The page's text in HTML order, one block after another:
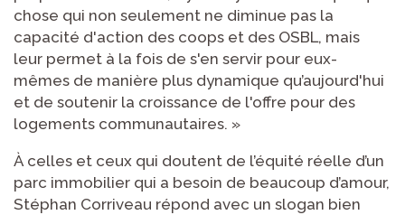
chose qui non seulement ne diminue pas la
capacité d'action des coops et des OSBL, mais
leur permet à la fois de s'en servir pour eux-
mêmes de manière plus dynamique qu’aujourd'hui
et de soutenir la croissance de l'offre pour des
logements communautaires. »
À celles et ceux qui doutent de l’équité réelle d’un
parc immobilier qui a besoin de beaucoup d’amour,
Stéphan Corriveau répond avec un slogan bien